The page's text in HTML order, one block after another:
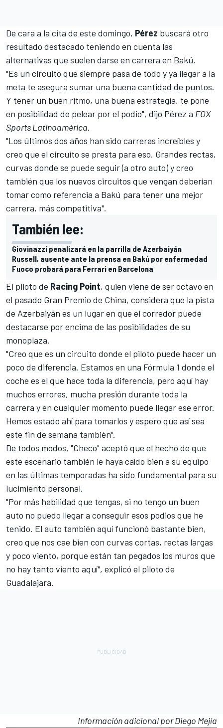
De cara a la cita de este domingo, Pérez buscará otro
resultado destacado teniendo en cuenta las
alternativas que suelen darse en carrera en Bakú.
"Es un circuito que siempre pasa de todo y ya llegar a la
meta te asegura sumar una buena cantidad de puntos.
Y tener un buen ritmo, una buena estrategia, te pone
en posibilidad de pelear por el podio", dijo Pérez a FOX
Sports Latinoamérica.
"Los últimos dos años han sido carreras increíbles y
creo que el circuito se presta para eso. Grandes rectas,
curvas donde se puede seguir (a otro auto) y creo
también que los nuevos circuitos que vengan deberían
tomar como referencia a Bakú para tener una mejor
carrera, más competitiva".
También lee:
Giovinazzi penalizará en la parrilla de Azerbaiyán
Russell, ausente ante la prensa en Bakú por enfermedad
Fuoco probará para Ferrari en Barcelona
El piloto de Racing Point, quien viene de ser octavo en
el pasado Gran Premio de China, considera que la pista
de Azerbaiyán es un lugar en que el corredor puede
destacarse por encima de las posibilidades de su
monoplaza.
"Creo que es un circuito donde el piloto puede hacer un
poco de diferencia. Estamos en una Fórmula 1 donde el
coche es el que hace toda la diferencia, pero aquí hay
muchos errores, mucha presión durante toda la
carrera y en cualquier momento puede llegar ese error.
Hemos estado ahí para tomarlos y espero que así sea
este fin de semana también".
De todos modos, "Checo" aceptó que el hecho de que
este escenario también le haya caído bien a su equipo
en las últimas temporadas ha sido fundamental para su
lucimiento personal.
"Por más habilidad que tengas, si no tengo un buen
auto no puedo llegar a conseguir esos podios que he
tenido. El auto también aquí funcionó bastante bien,
creo que nos cae bien con curvas cortas, rectas largas
y poco viento, porque están tan pegados los muros que
no hay tanto viento aquí", explicó el piloto de
Guadalajara.
Información adicional por Diego Mejía